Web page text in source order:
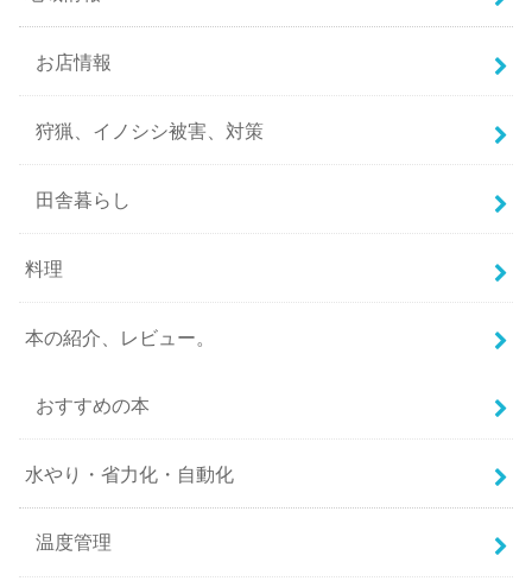
お店情報
狩猟、イノシシ被害、対策
田舎暮らし
料理
本の紹介、レビュー。
おすすめの本
水やり・省力化・自動化
温度管理